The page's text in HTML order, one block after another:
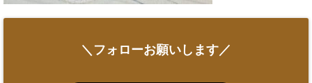
＼フォローお願いします／